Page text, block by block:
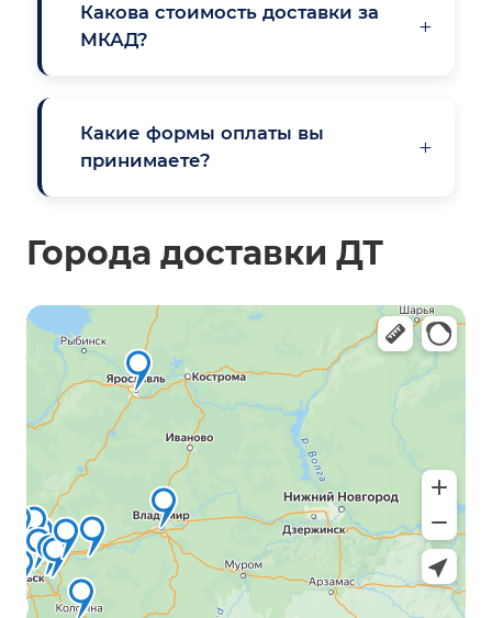
Какова стоимость доставки за
МКАД?
+
Какие формы оплаты вы
принимаете?
+
Города доставки ДТ